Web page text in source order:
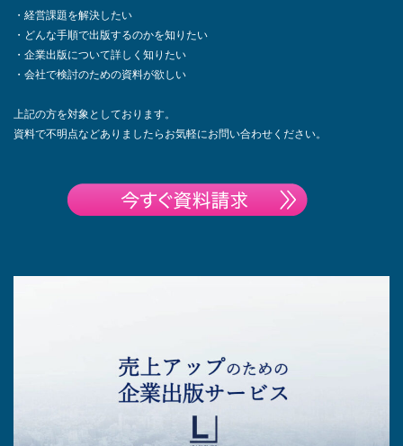
・経営課題を解決したい
・どんな手順で出版するのかを知りたい
・企業出版について詳しく知りたい
・会社で検討のための資料が欲しい
上記の方を対象としております。
資料で不明点などありましたらお気軽にお問い合わせください。